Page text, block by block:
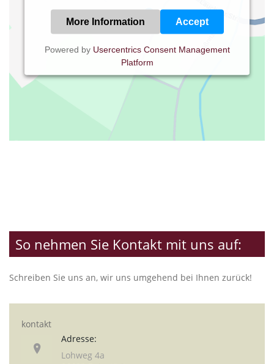
More Information Accept
Powered by Usercentrics Consent Management
Platform
So nehmen Sie Kontakt mit uns auf:
Schreiben Sie uns an, wir uns umgehend bei Ihnen zurück!
kontakt
Adresse:
Lohweg 4a